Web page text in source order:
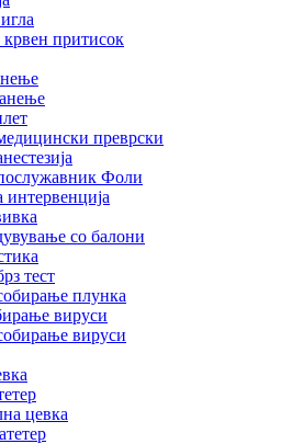
притисок
преврски
Фоли
интервенција
со балони
тест
плунка
вируси
вируси
цевка